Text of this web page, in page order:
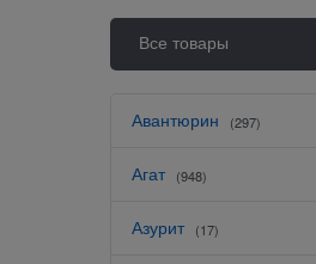
Все товары
Авантюрин (297)
Агат (948)
Азурит (17)